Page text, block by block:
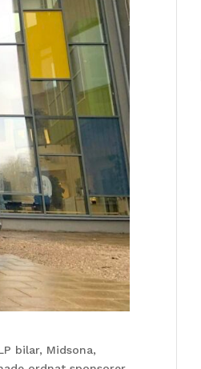
bilar, Midsona,